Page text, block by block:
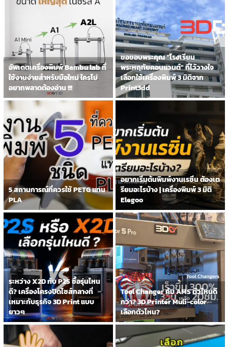
อัพเดตเครื่องพิมพ์ Bambu lab ที่
ใช้งานง่ายสำหรับมือใหม่ ใครไม่
อยากพลาดต้องอ่าน !!!
ขอขอบพระคุณ “โรงเรียน
พระหฤทัยคอนแวนต์” ที่ไว้วางใจ
เลือกใช้เครื่องพิมพ์ 3 มิติจาก
Print3dd
5 สถานการณ์ที่ควรใช้ PETG แทน
PLA
อยากเริ่มต้นพิมพ์งานเรซิ่น ต้องเต
รียมอะไรบ้าง | เครื่องพิมพ์ 3 มิติ
Elegoo
ระหว่าง X2D กับ P2S ซื้อรุ่นไหน
ดี? เครื่องโครงปิดไซส์กลางที่
เหมาะกับธุรกิจ 3D Print แบบ
ยาวๆ
Tool Changer กับ AMS ตัวไหนดี
กว่า? 3D Printer Muli-color
เลือกตัวไหน?